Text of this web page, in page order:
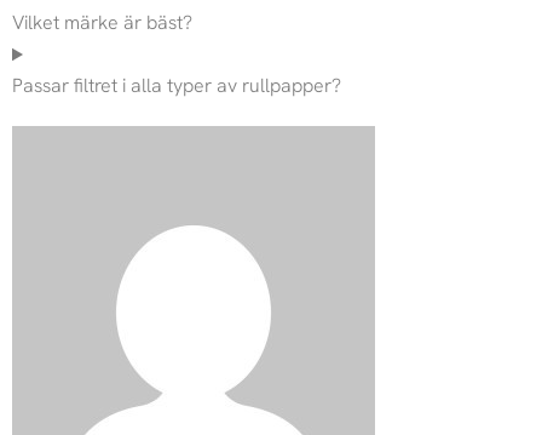
Vilket märke är bäst?
Passar filtret i alla typer av rullpapper?